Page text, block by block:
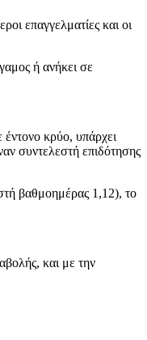
επαγγελματίες και οι
ή ανήκει σε
κρύο, υπάρχει
συντελεστή επιδότησης
βαθμοημέρας 1,12), το
και με την